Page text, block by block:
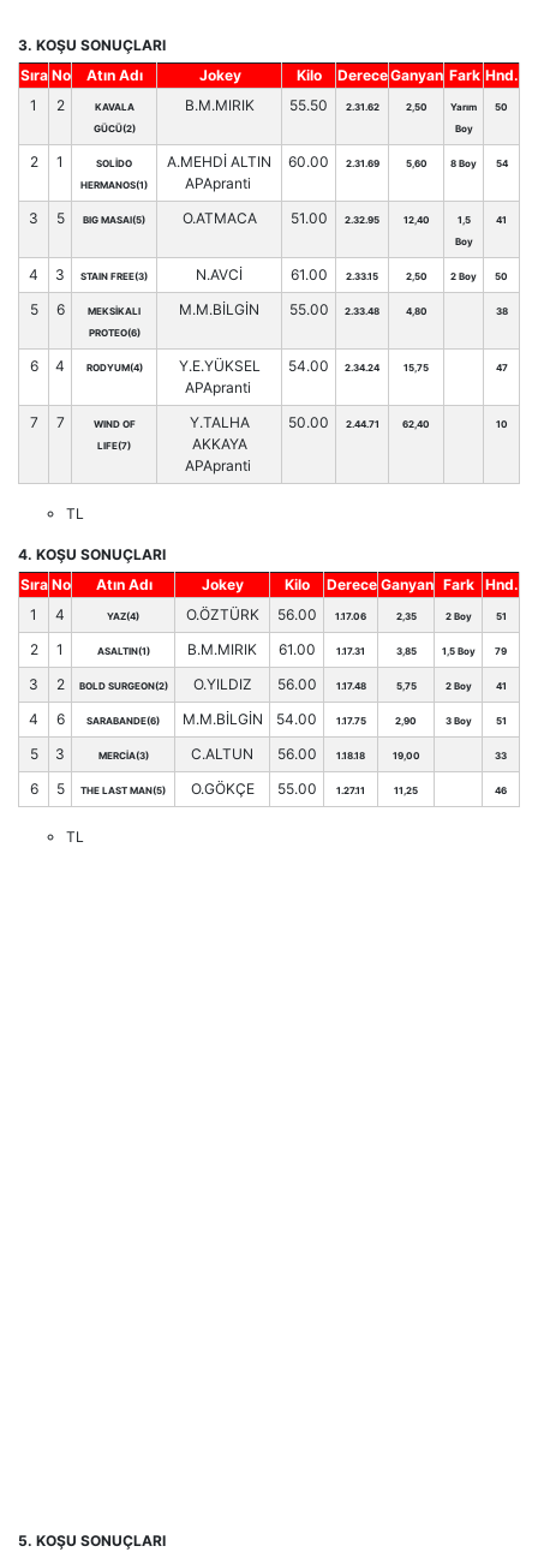
3. KOŞU SONUÇLARI
Sıra No Atın Adı Jokey Kilo DereceGanyan Fark Hnd.
1
2
KAVALA
GÜCÜ(2)
B.M.MIRIK 55.50 2.31.62 2,50
Yarım
Boy
50
2 1
SOLİDO
HERMANOS(1)
A.MEHDİ ALTIN
APApranti
60.00 2.31.69 5,60 8 Boy 54
3 5 BIG MASAI(5) O.ATMACA 51.00 2.32.95 12,40
1,5
Boy
41
4 3 STAIN FREE(3) N.AVCİ 61.00 2.33.15 2,50 2 Boy 50
5 6
MEKSİKALI
PROTEO(6)
M.M.BİLGİN 55.00 2.33.48 4,80 38
6 4 RODYUM(4)
Y.E.YÜKSEL
APApranti
54.00 2.34.24 15,75 47
7 7
WIND OF
LIFE(7)
Y.TALHA
AKKAYA
APApranti
50.00 2.44.71 62,40 10
TL
4. KOŞU SONUÇLARI
Sıra No Atın Adı Jokey Kilo Derece Ganyan Fark Hnd.
1
4 YAZ(4) O.ÖZTÜRK 56.00 1.17.06 2,35 2 Boy 51
2 1 ASALTIN(1) B.M.MIRIK 61.00 1.17.31 3,85 1,5 Boy 79
3 2 BOLD SURGEON(2) O.YILDIZ 56.00 1.17.48 5,75 2 Boy 41
4 6 SARABANDE(6) M.M.BİLGİN 54.00 1.17.75 2,90 3 Boy 51
5 3 MERCİA(3) C.ALTUN 56.00 1.18.18 19,00 33
6 5 THE LAST MAN(5) O.GÖKÇE 55.00 1.27.11 11,25 46
TL
5. KOŞU SONUÇLARI